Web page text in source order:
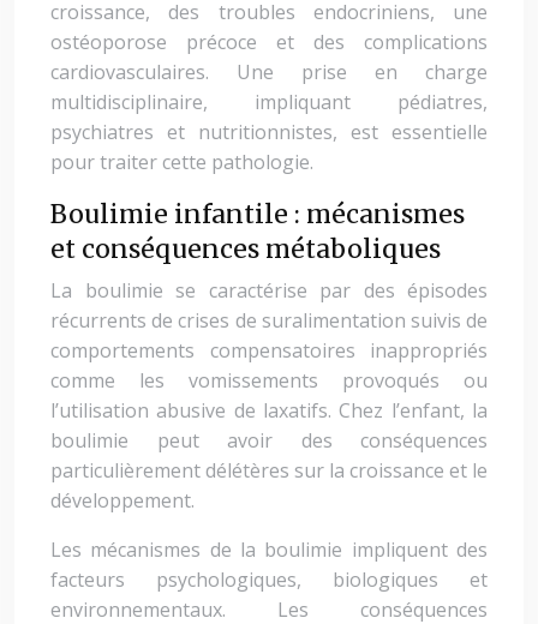
croissance, des troubles endocriniens, une
ostéoporose précoce et des complications
cardiovasculaires. Une prise en charge
multidisciplinaire, impliquant pédiatres,
psychiatres et nutritionnistes, est essentielle
pour traiter cette pathologie.
Boulimie infantile : mécanismes
et conséquences métaboliques
La boulimie se caractérise par des épisodes
récurrents de crises de suralimentation suivis de
comportements compensatoires inappropriés
comme les vomissements provoqués ou
l’utilisation abusive de laxatifs. Chez l’enfant, la
boulimie peut avoir des conséquences
particulièrement délétères sur la croissance et le
développement.
Les mécanismes de la boulimie impliquent des
facteurs psychologiques, biologiques et
environnementaux. Les conséquences